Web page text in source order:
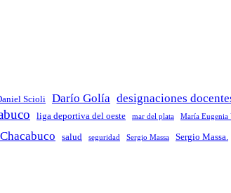
Scioli Darío Golía designaciones
liga deportiva del oeste mar del plata María Eugenia
salud seguridad Sergio Massa Sergio Massa.